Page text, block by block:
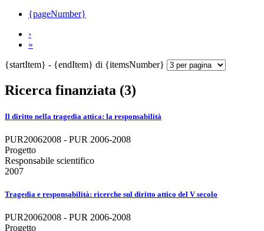
{pageNumber}
›
»
{startItem} - {endItem} di {itemsNumber}
Ricerca finanziata (3)
Il diritto nella tragedia attica: la responsabilità
PUR20062008 - PUR 2006-2008
Progetto
Responsabile scientifico
2007
Tragedia e responsabilità: ricerche sul diritto attico del V secolo
PUR20062008 - PUR 2006-2008
Progetto